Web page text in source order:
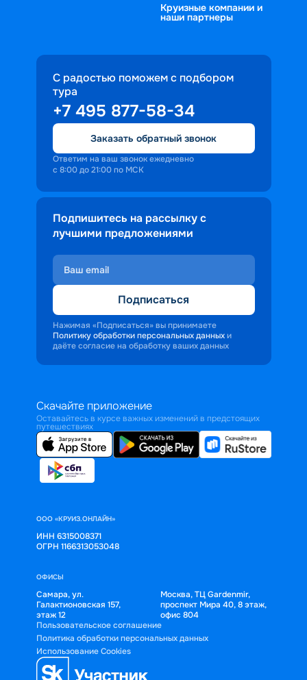
Круизные компании и
наши партнеры
С радостью поможем с подбором
тура
+7 495 877-58-34
Заказать обратный звонок
Ответим на ваш звонок ежедневно
с 8:00 до 21:00 по МСК
Подпишитесь на рассылку с
лучшими предложениями
Подписаться
Нажимая «Подписаться» вы принимаете
Политику обработки персональных данных и
даёте согласие на обработку ваших данных
Скачайте приложение
Оставайтесь в курсе важных изменений в предстоящих
путешествиях
ООО «КРУИЗ.ОНЛАЙН»
ИНН 6315008371
ОГРН 1166313053048
ОФИСЫ
Самара, ул.
Галактионовская 157,
этаж 12
Москва, ТЦ Gardenmir,
проспект Мира 40, 8 этаж,
офис 804
Пользовательское соглашение
Политика обработки персональных данных
Использование Cookies